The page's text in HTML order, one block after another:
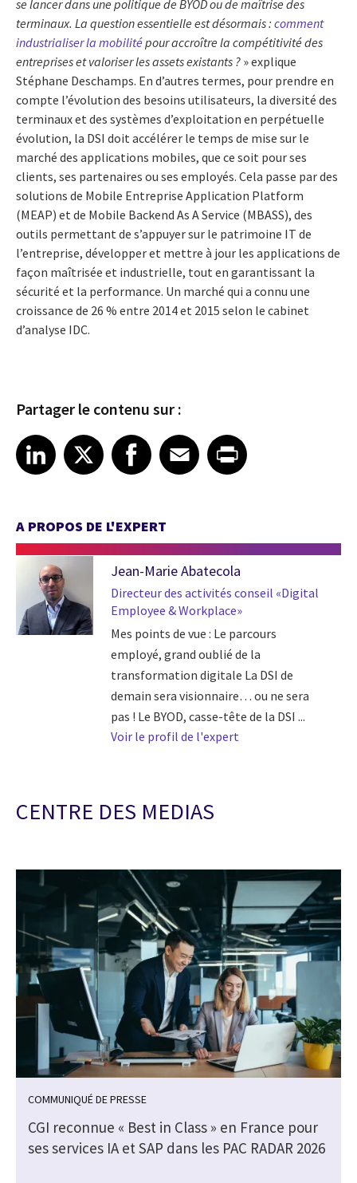
se lancer dans une politique de BYOD ou de maîtrise des
terminaux. La question essentielle est désormais : comment
industrialiser la mobilitépour accroître la compétitivité des
entreprises et valoriser les assets existants ? » explique
Stéphane Deschamps. En d’autres termes, pour prendre en
compte l’évolution des besoins utilisateurs, la diversité des
terminaux et des systèmes d’exploitation en perpétuelle
évolution, la DSI doit accélérer le temps de mise sur le
marché des applications mobiles, que ce soit pour ses
clients, ses partenaires ou ses employés. Cela passe par des
solutions de Mobile Entreprise Application Platform
(MEAP) et de Mobile Backend As A Service (MBASS), des
outils permettant de s’appuyer sur le patrimoine IT de
l’entreprise, développer et mettre à jour les applications de
façon maîtrisée et industrielle, tout en garantissant la
sécurité et la performance. Un marché qui a connu une
croissance de 26 % entre 2014 et 2015 selon le cabinet
d’analyse IDC.
Partager le contenu sur :
Share article on LinkedIn
LinkedIn
Share article on XShare article on Facebook
Facebook
Share article on Email
EmailShare article on Print
A PROPOS DE L'EXPERT
Jean-Marie Abatecola
Directeur des activités conseil «Digital
Employee & Workplace»
Mes points de vue : Le parcours
employé, grand oublié de la
transformation digitale La DSI de
demain sera visionnaire… ou ne sera
pas ! Le BYOD, casse-tête de la DSI ...
Voir le profil de l'expert
CENTRE DES MEDIAS
COMMUNIQUÉ DE PRESSE
CGI reconnue « Best in Class » en France pour
ses services IA et SAP dans les PAC RADAR 2026